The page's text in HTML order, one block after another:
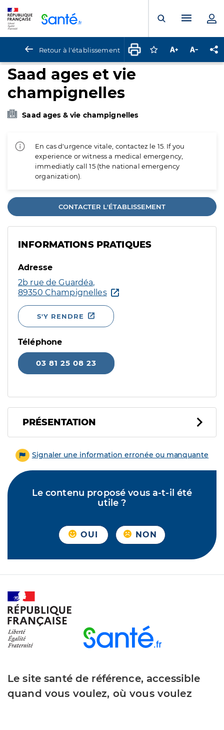
Ouvrir laMenu
Retour à l'établissement Connectez-vous
Augmenter la
Saad ages et vie
champignelles
Saad ages & vie champignelles
En cas d'urgence vitale, contactez le 15. If you
experience or witness a medical emergency,
immediatly call 15 (the national emergency
organization).
CONTACTER L'ÉTABLISSEMENT
INFORMATIONS PRATIQUES
Adresse
2b rue de Guardéa,
89350 Champignelles
S'Y RENDRE
Téléphone
03 81 25 08 23
PRÉSENTATION
Signaler une information erronée ou manquante
Le contenu proposé vous a-t-il été
utile ?
OUI NON
Le site santé de référence, accessible
quand vous voulez, où vous voulez